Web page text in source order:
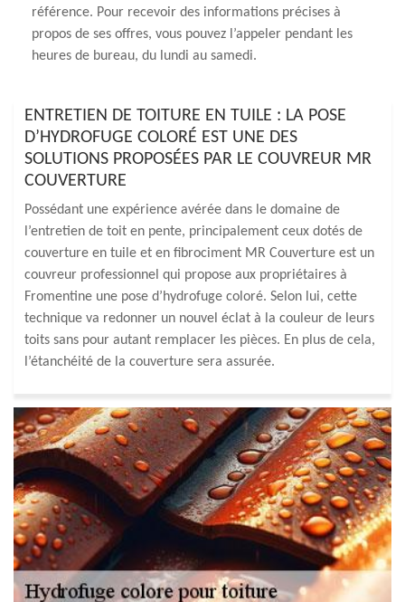
référence. Pour recevoir des informations précises à
propos de ses offres, vous pouvez l’appeler pendant les
heures de bureau, du lundi au samedi.
ENTRETIEN DE TOITURE EN TUILE : LA POSE
D’HYDROFUGE COLORÉ EST UNE DES
SOLUTIONS PROPOSÉES PAR LE COUVREUR MR
COUVERTURE
Possédant une expérience avérée dans le domaine de
l’entretien de toit en pente, principalement ceux dotés de
couverture en tuile et en fibrociment MR Couverture est un
couvreur professionnel qui propose aux propriétaires à
Fromentine une pose d’hydrofuge coloré. Selon lui, cette
technique va redonner un nouvel éclat à la couleur de leurs
toits sans pour autant remplacer les pièces. En plus de cela,
l’étanchéité de la couverture sera assurée.